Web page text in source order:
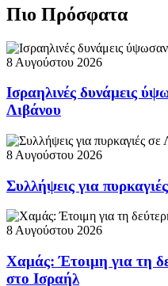
Πιο Πρόσφατα
8 Αυγούστου 2026
Ισραηλινές δυνάμεις
Λιβάνου
8 Αυγούστου 2026
Συλλήψεις για
8 Αυγούστου 2026
Χαμάς: Έτοιμη για τη
στο Ισραήλ